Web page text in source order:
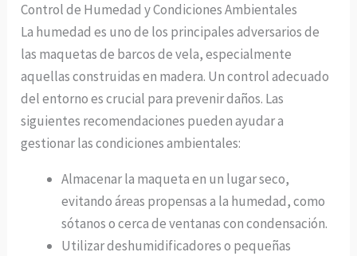
Control de Humedad y Condiciones Ambientales
La humedad es uno de los principales adversarios de
las maquetas de barcos de vela, especialmente
aquellas construidas en madera. Un control adecuado
del entorno es crucial para prevenir daños. Las
siguientes recomendaciones pueden ayudar a
gestionar las condiciones ambientales:
Almacenar la maqueta en un lugar seco,
evitando áreas propensas a la humedad, como
sótanos o cerca de ventanas con condensación.
Utilizar deshumidificadores o pequeñas